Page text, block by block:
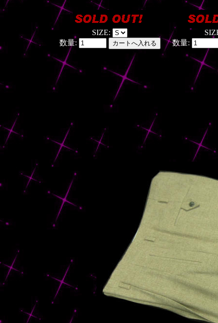
SIZE:
数量:
数量: